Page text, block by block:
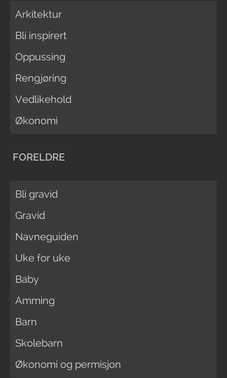
Arkitektur
Bli inspirert
Oppussing
Rengjøring
Vedlikehold
Økonomi
FORELDRE
Bli gravid
Gravid
Navneguiden
Uke for uke
Baby
Amming
Barn
Skolebarn
Økonomi og permisjon